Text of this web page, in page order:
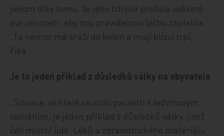
jenom díky tomu, že jeho tchýně prodala veškeré
své cennosti, aby mu pravidelnou léčbu zaplatila.
„Ta nemoc mě sráží do kolen a mojí blízcí trpí,“
říká.
Je to jeden příklad z důsledků války na obyvatele
„Situace, ve které se ocitli pacienti s ledvinovým
selháním, je jeden příklad z důsledků války, jimž
čelí místní lidé. Léků a zdravotnického materiálu